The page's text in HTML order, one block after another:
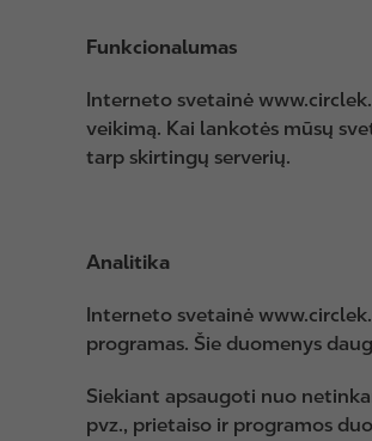
Funkcionalumas
Interneto svetainė
veikimą. Kai lankotės mūsų
tarp skirtingų serverių.
Analitika
Interneto svetainė
programas. Šie duomenys
Siekiant apsaugoti nuo
pvz., prietaiso ir programos